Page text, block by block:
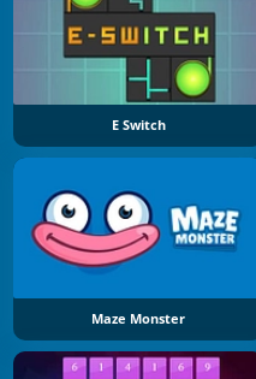
E Switch
Maze Monster